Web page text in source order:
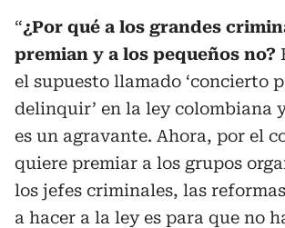
“¿Por qué a los grandes
premian y a los pequeños no?
el supuesto llamado ‘concierto
delinquir’ en la ley colombiana
es un agravante. Ahora, por el
quiere premiar a los grupos
los jefes criminales, las
a hacer a la ley es para que no